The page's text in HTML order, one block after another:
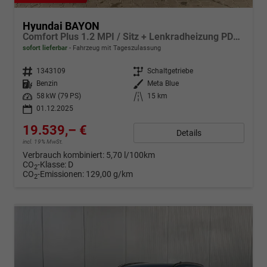
Hyundai BAYON
Comfort Plus 1.2 MPI / Sitz + Lenkradheizung PDC V&H Kamera LED Tempomat Keyless Alu 16"
sofort lieferbar Fahrzeug mit Tageszulassung
Fahrzeugnr. 1343109 Getriebe Schaltgetriebe
Kraftstoff
Benzin Außenfarbe
Meta Blue
Leistung
58 kW (79 PS) Kilometerstand
15 km
01.12.2025
19.539,– €
incl. 19% MwSt.
Details
Verbrauch kombiniert: 5,70 l/100km
CO2-Klasse: D
CO2-Emissionen: 129,00 g/km